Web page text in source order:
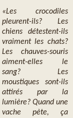
«Les crocodiles
pleurent-ils? Les
chiens détestent-ils
vraiment les chats?
Les chauves-souris
aiment-elles le
sang? Les
moustiques sont-ils
attirés par la
lumière? Quand une
vache pète, ça